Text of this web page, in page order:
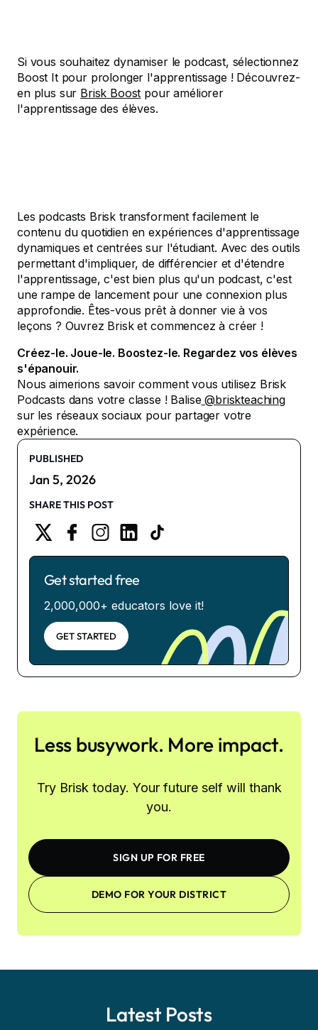
Si vous souhaitez dynamiser le podcast, sélectionnez
Boost It pour prolonger l'apprentissage ! Découvrez-
en plus sur Brisk Boost pour améliorer
l'apprentissage des élèves.
Les podcasts Brisk transforment facilement le
contenu du quotidien en expériences d'apprentissage
dynamiques et centrées sur l'étudiant. Avec des outils
permettant d'impliquer, de différencier et d'étendre
l'apprentissage, c'est bien plus qu'un podcast, c'est
une rampe de lancement pour une connexion plus
approfondie. Êtes-vous prêt à donner vie à vos
leçons ? Ouvrez Brisk et commencez à créer !
Créez-le. Joue-le. Boostez-le. Regardez vos élèves
s'épanouir.
Nous aimerions savoir comment vous utilisez Brisk
Podcasts dans votre classe ! Balise@briskteaching
sur les réseaux sociaux pour partager votre
expérience.
PUBLISHED
Jan 5, 2026
SHARE THIS POST
Get started free
2,000,000+ educators love it!
GET STARTED
Less busywork. More impact.
Try Brisk today. Your future self will thank
you.
SIGN UP FOR FREE
DEMO FOR YOUR DISTRICT
Latest Posts